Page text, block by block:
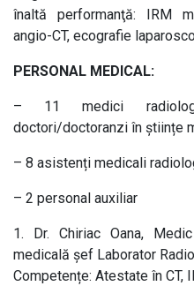
înaltă performanţă: IRM
angio-CT, ecografie
PERSONAL MEDICAL:
– 11 medici
doctori/doctoranzi în științe
– 8 asistenți medicali
– 2 personal auxiliar
1. Dr. Chiriac Oana,
medicală șef Laborator
Competențe: Atestate în CT,